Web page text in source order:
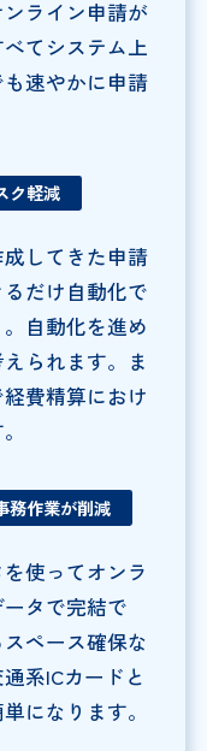
ライン申請が
てシステム上
速やかに申請
ク軽減
してきた申請
だけ自動化で
自動化を進め
られます。ま
費精算におけ
務作業が削減
使ってオンラ
タで完結で
ペース確保な
系ICカードと
になります。